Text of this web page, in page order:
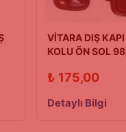
VİTARA DIŞ
KOLU ÖN SOL
₺ 175,00
Detaylı Bilgi